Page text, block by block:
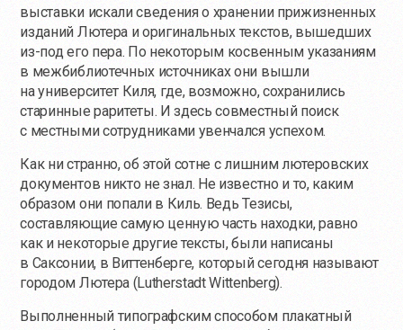
выставки искали сведения о хранении прижизненных
изданий Лютера и оригинальных текстов, вышедших
из-подего пера. По некоторым косвенным указаниям
в межбиблиотечных источниках они вышли
на университет Киля, где, возможно, сохранились
старинные раритеты. И здесь совместный поиск
с местными сотрудниками увенчался успехом.
Как ни странно, об этой сотне с лишним лютеровских
документов никто не знал. Не известно и то, каким
образом они попали в Киль. Ведь Тезисы,
составляющие самую ценную часть находки, равно
как и некоторые другие тексты, были написаны
в Саксонии, в Виттенберге, который сегодня называют
городом Лютера (Lutherstadt Wittenberg).
Выполненный типографским способом плакатный